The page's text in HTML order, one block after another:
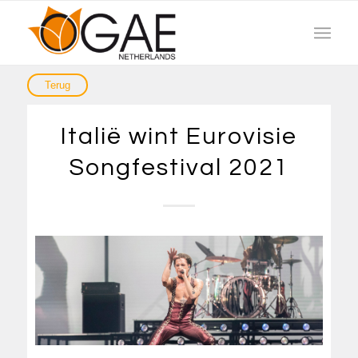
Italië wint Eurovisie
Songfestival 2021